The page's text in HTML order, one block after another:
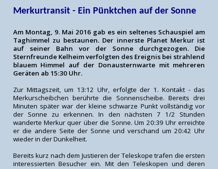
Merkurtransit - Ein Pünktchen auf der Sonne
Am Montag, 9. Mai 2016 gab es ein seltenes Schauspiel am
Taghimmel zu bestaunen. Der innerste Planet Merkur ist
auf seiner Bahn vor der Sonne durchgezogen. Die
Sternfreunde Kelheim verfolgten des Ereignis bei strahlend
blauem Himmel auf der Donausternwarte mit mehreren
Geräten ab 15:30 Uhr.
Zur Mittagszeit, um 13:12 Uhr, erfolgte der 1. Kontakt - das
Merkurscheibchen berührte die Sonnenscheibe. Bereits drei
Minuten später war der kleine schwarze Punkt vollständig vor
der Sonne zu erkennen. In den nächsten 7 1/2 Stunden
wanderte Merkur quer über die Sonne. Um 20:39 Uhr erreichte
er die andere Seite der Sonne und verschand um 20:42 Uhr
wieder in der Dunkelheit.
Bereits kurz nach dem Justieren der Teleskope trafen die ersten
interessierten Besucher ein. Mit den Teleskopen und deren